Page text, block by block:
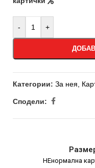
- +
Категории: За нея
Сподели:
НЕнормална